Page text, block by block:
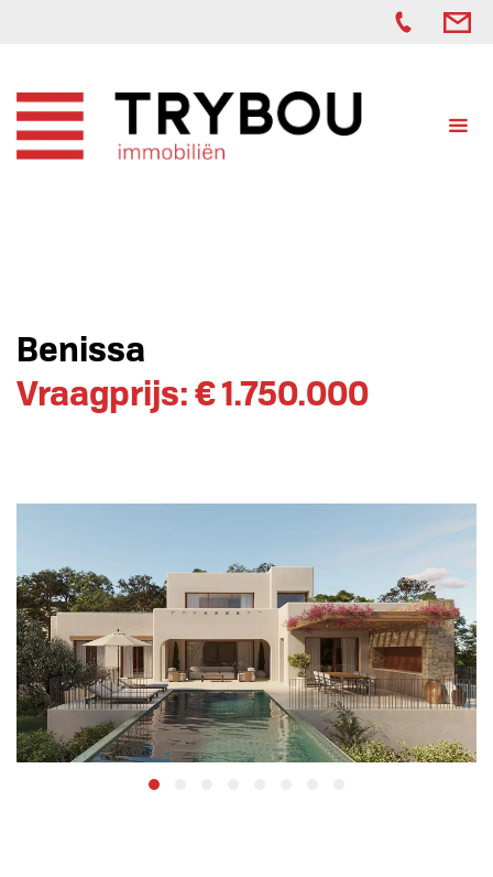
Benissa
Vraagprijs: € 1.750.000